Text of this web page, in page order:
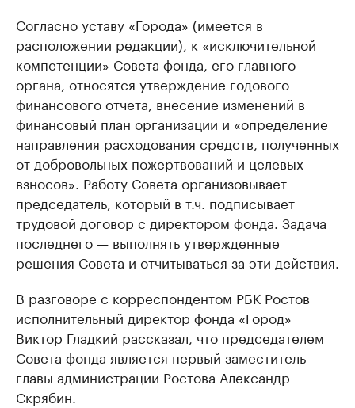
Согласно уставу «Города» (имеется в
расположении редакции), к «исключительной
компетенции» Совета фонда, его главного
органа, относятся утверждение годового
финансового отчета, внесение изменений в
финансовый план организации и «определение
направления расходования средств, полученных
от добровольных пожертвований и целевых
взносов». Работу Совета организовывает
председатель, который в т.ч. подписывает
трудовой договор с директором фонда. Задача
последнего — выполнять утвержденные
решения Совета и отчитываться за эти действия.
В разговоре с корреспондентом РБК Ростов
исполнительный директор фонда «Город»
Виктор Гладкий рассказал, что председателем
Совета фонда является первый заместитель
главы администрации Ростова Александр
Скрябин.